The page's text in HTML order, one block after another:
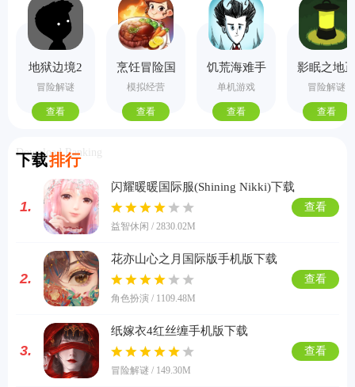
地狱边境2
手机版
冒险解谜
查看
烹饪冒险国
际服
模拟经营
查看
饥荒海难手
机版
单机游戏
查看
影眠之地
式版
冒险解谜
查看
下载排行
Download Ranking
1.
闪耀暖暖国际服(Shining Nikki)下载
益智休闲 / 2830.02M
查看
2.
花亦山心之月国际版手机版下载
角色扮演 / 1109.48M
查看
3.
纸嫁衣4红丝缠手机版下载
冒险解谜 / 149.30M
查看